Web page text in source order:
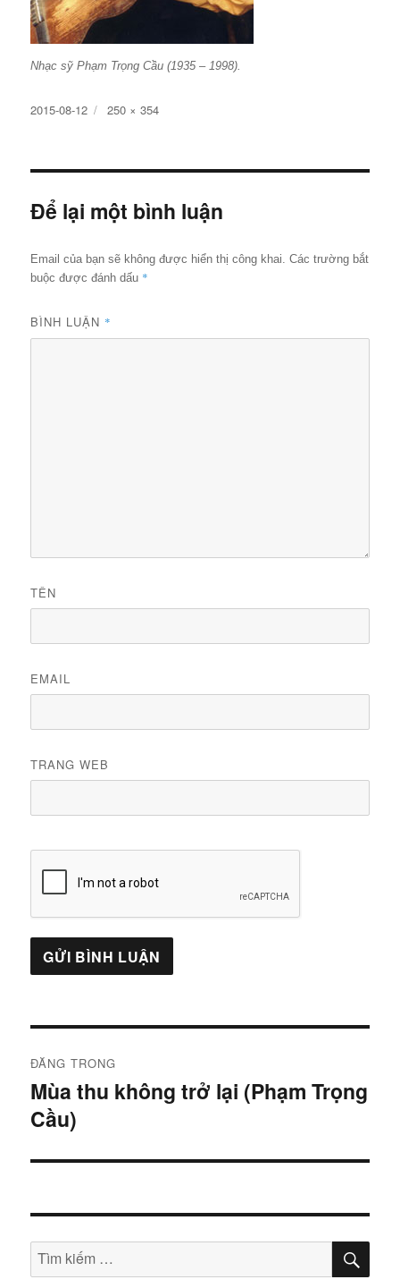
Nhạc sỹ Phạm Trọng Cầu (1935 – 1998).
Đăng
2015-08-12
Kích
đủ
250 × 354
Để lại một bình luận
Email của bạn sẽ không được hiển thị công khai. Các trường bắt
buộc được đánh dấu *
BÌNH LUẬN *
TÊN
EMAIL
TRANG WEB
hướng
bài
viết
ĐĂNG TRONG
Mùa thu không trở lại (Phạm Trọng
Cầu)
Tìm
kiếm:
TÌM